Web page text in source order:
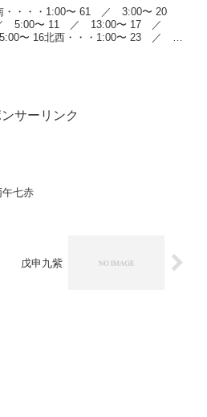
・・・・1:00〜 61 ／ 3:00〜 20
5:00〜 11 ／ 13:00〜 17 ／
〜 16北西・・・1:00〜 23 ／
サーリンク
午七赤
戊申九紫